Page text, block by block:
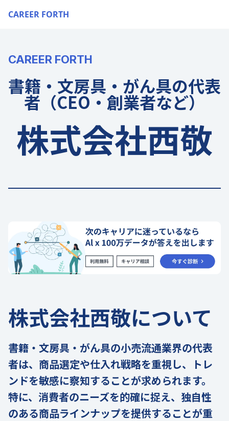
CAREER FORTH
CAREER FORTH
書籍・文房具・がん具の代表
者（CEO・創業者など）
株式会社西敬
株式会社西敬について
書籍・文房具・がん具の小売流通業界の代表
者は、商品選定や仕入れ戦略を重視し、トレ
ンドを敏感に察知することが求められます。
特に、消費者のニーズを的確に捉え、独自性
のある商品ラインナップを提供することが重